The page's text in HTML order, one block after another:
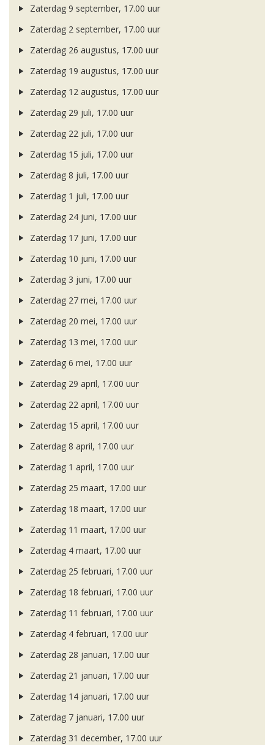
Zaterdag 9 september, 17.00 uur
Zaterdag 2 september, 17.00 uur
Zaterdag 26 augustus, 17.00 uur
Zaterdag 19 augustus, 17.00 uur
Zaterdag 12 augustus, 17.00 uur
Zaterdag 29 juli, 17.00 uur
Zaterdag 22 juli, 17.00 uur
Zaterdag 15 juli, 17.00 uur
Zaterdag 8 juli, 17.00 uur
Zaterdag 1 juli, 17.00 uur
Zaterdag 24 juni, 17.00 uur
Zaterdag 17 juni, 17.00 uur
Zaterdag 10 juni, 17.00 uur
Zaterdag 3 juni, 17.00 uur
Zaterdag 27 mei, 17.00 uur
Zaterdag 20 mei, 17.00 uur
Zaterdag 13 mei, 17.00 uur
Zaterdag 6 mei, 17.00 uur
Zaterdag 29 april, 17.00 uur
Zaterdag 22 april, 17.00 uur
Zaterdag 15 april, 17.00 uur
Zaterdag 8 april, 17.00 uur
Zaterdag 1 april, 17.00 uur
Zaterdag 25 maart, 17.00 uur
Zaterdag 18 maart, 17.00 uur
Zaterdag 11 maart, 17.00 uur
Zaterdag 4 maart, 17.00 uur
Zaterdag 25 februari, 17.00 uur
Zaterdag 18 februari, 17.00 uur
Zaterdag 11 februari, 17.00 uur
Zaterdag 4 februari, 17.00 uur
Zaterdag 28 januari, 17.00 uur
Zaterdag 21 januari, 17.00 uur
Zaterdag 14 januari, 17.00 uur
Zaterdag 7 januari, 17.00 uur
Zaterdag 31 december, 17.00 uur